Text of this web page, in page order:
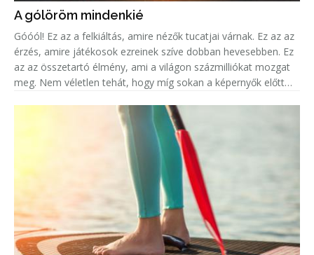
A gólöröm mindenkié
Góóól! Ez az a felkiáltás, amire nézők tucatjai várnak. Ez az az
érzés, amire játékosok ezreinek szíve dobban hevesebben. Ez
az az összetartó élmény, ami a világon százmilliókat mozgat
meg. Nem véletlen tehát, hogy míg sokan a képernyők előtt